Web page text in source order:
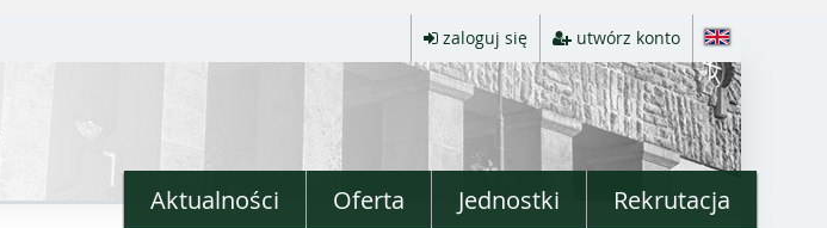
zaloguj się utwórz konto
Aktualności Oferta Jednostki Rekrutacja